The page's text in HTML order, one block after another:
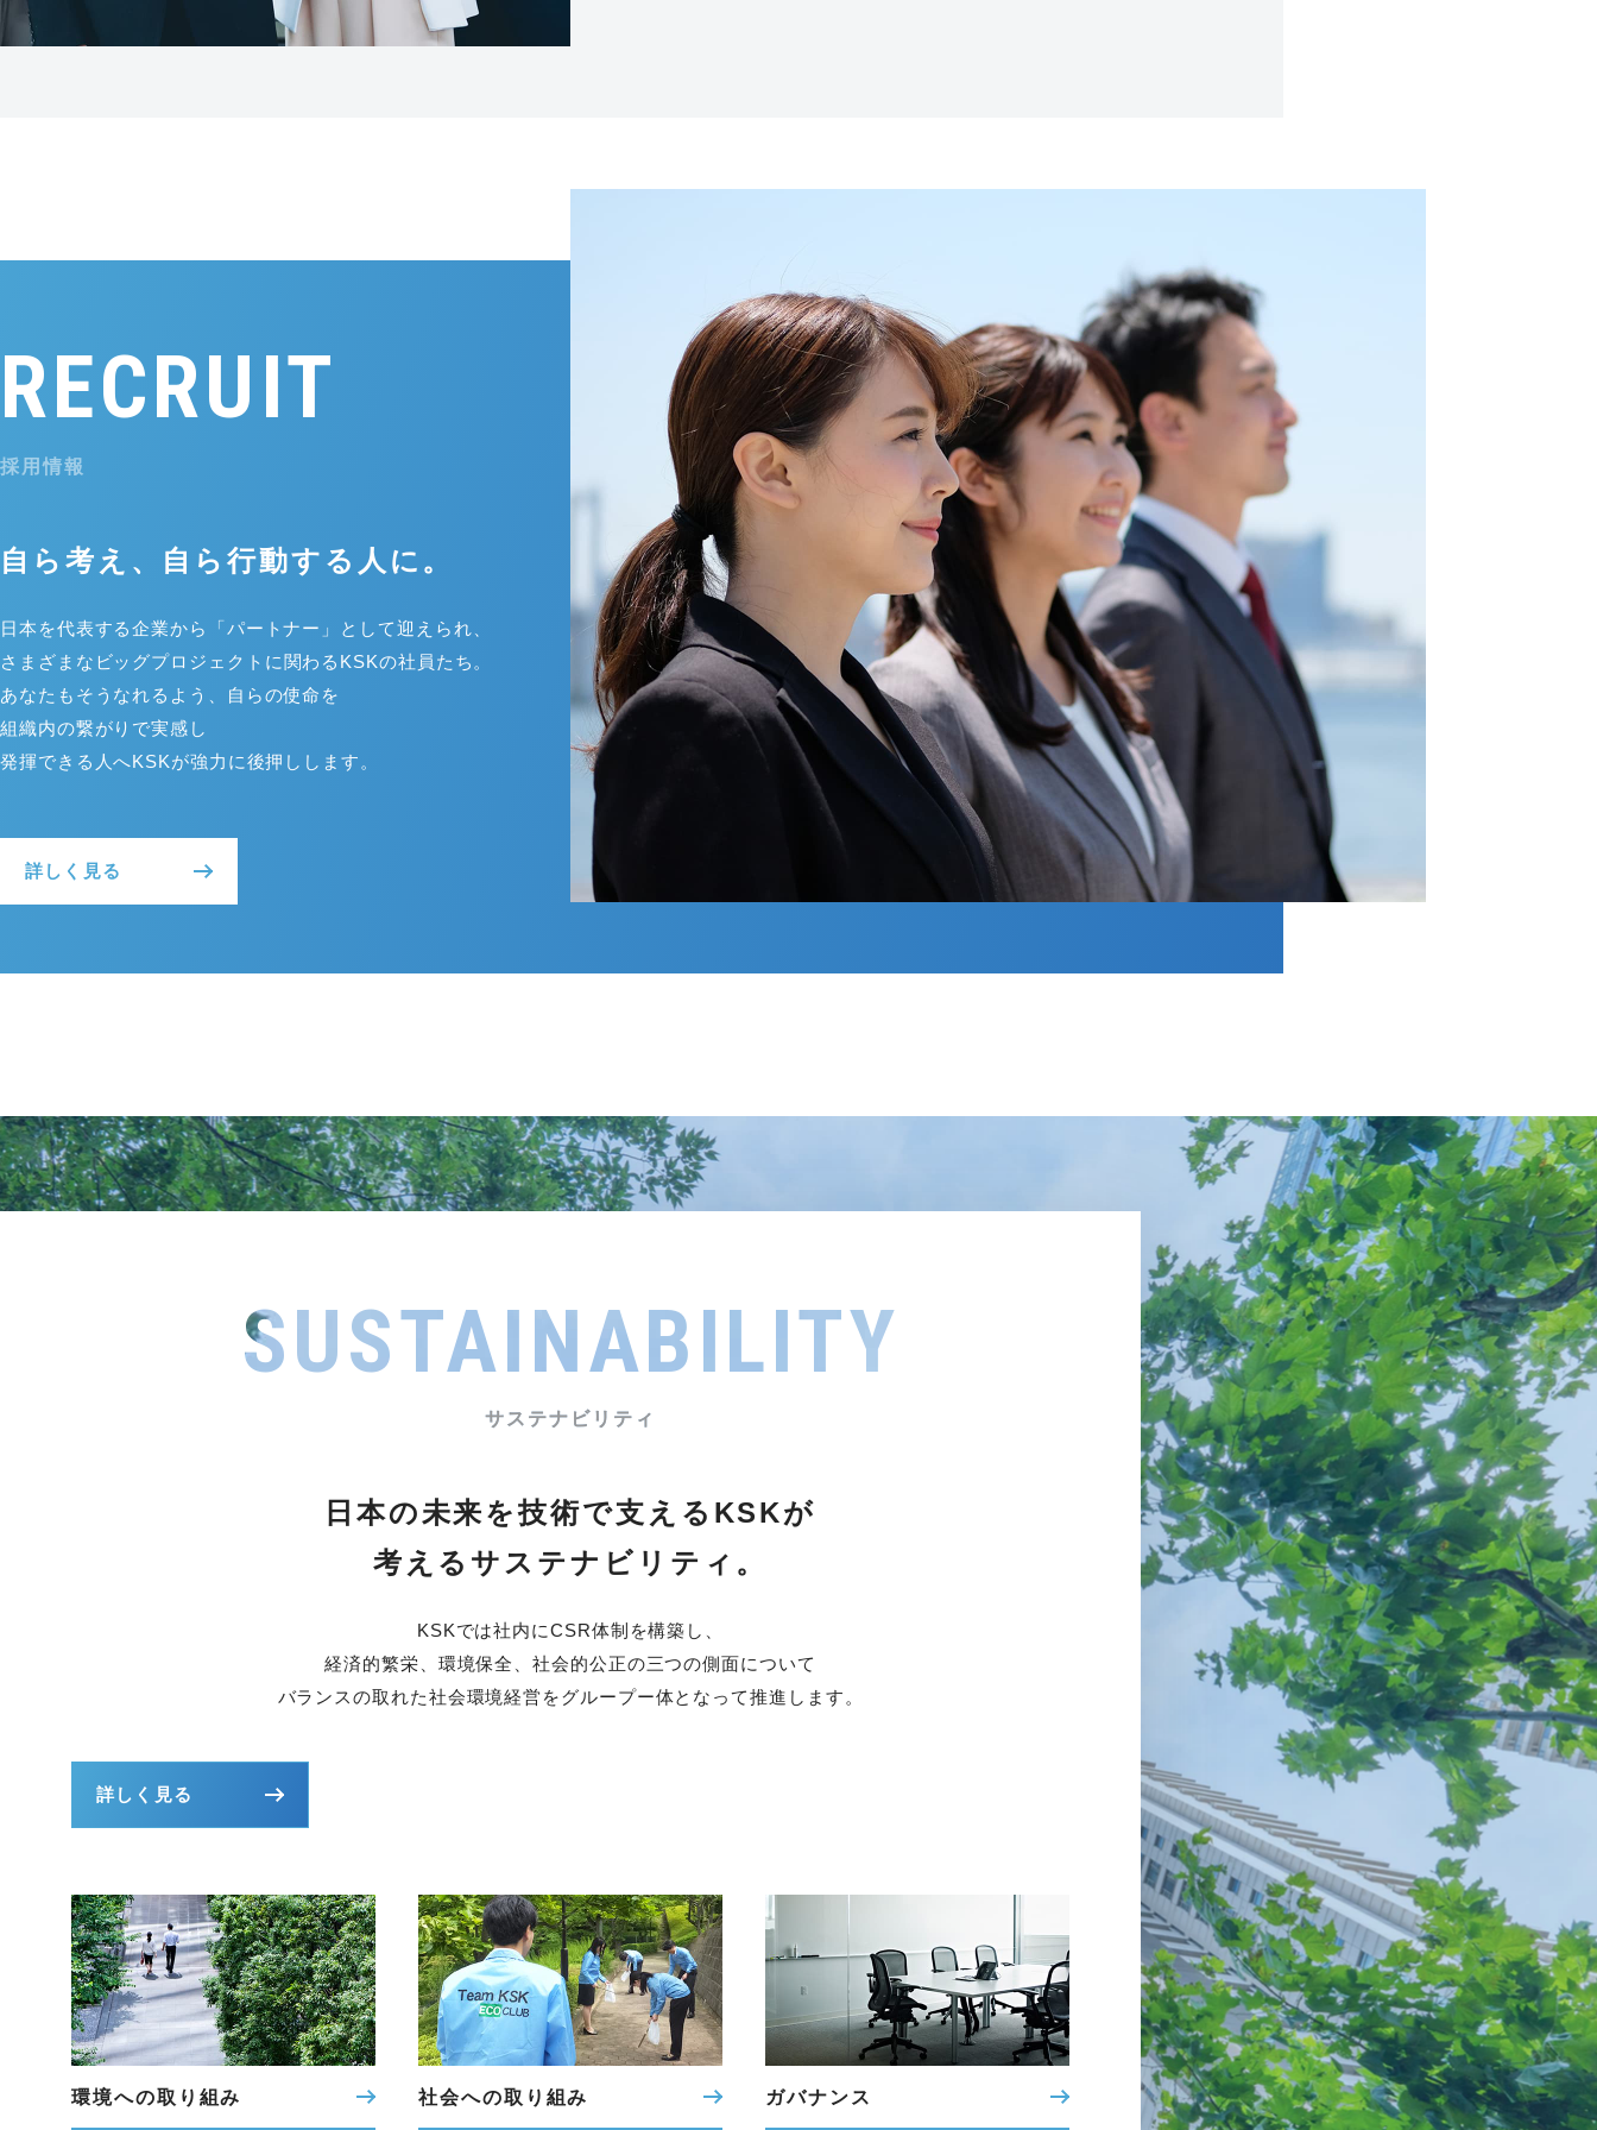
RECRUIT
自ら考え、自ら行動する人に。
日本を代表する企業から「パートナー」
として迎えられ、
さまざまなビッグプロジェクトに 関わるKSKの社員たち。
あなたもそうなれるよう、自らの使命を
組織内の繋がりで実感し
発揮できる人へKSKが強力に後押しします。
詳しく見る
SUSTAINABILITY
日本の未来を技術で支える KSKが
考える サステナビリティ。
KSKでは社内にCSR体制を構築し、
経済的繁栄、環境保全、社会的公正の三つの側面について
バランスの取れた社会環境経営をグループー体となって推進します。
詳しく見る
環境への取り組み 社会への取り組み ガバナンス